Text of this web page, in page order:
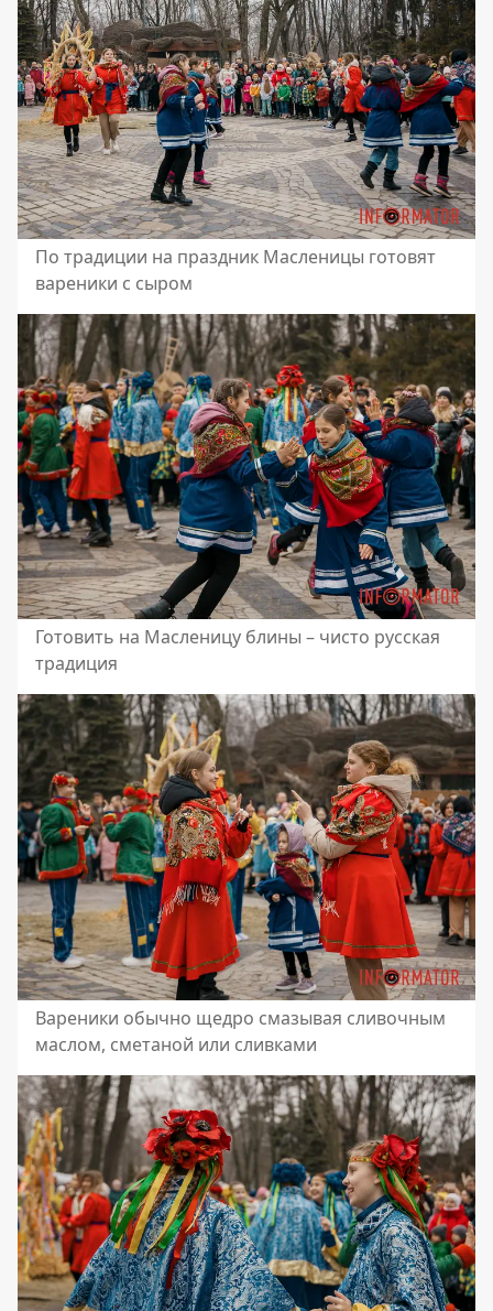
По традиции на праздник Масленицы готовят
вареники с сыром
Готовить на Масленицу блины – чисто русская
традиция
Вареники обычно щедро смазывая сливочным
маслом, сметаной или сливками